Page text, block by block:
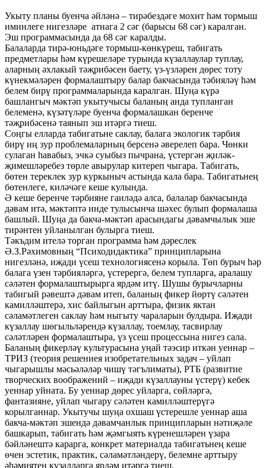
Укыту планы буенча әйләнә – тирәбездәге мохит һәм тормыш
иминлеге нигезләре атнага 2 сәг (барысы 68 сәг) каралган.
Эш программасында да 68 сәг каралды.
Балаларда тирә-юньдәге тормыш-көнкүреш, табигать
предметлары һәм күрешеләре турында күзаллаулар туплау,
аларның әхлакый тәҗрибәсен баету, үз-үзләрен дөрес тоту
күнекмәләрен формалаштыру балар бакчасында тәбияләү һәм
белем бирү программаларында каралган. Шуңа күрә
башлангыч мәктәп укытучысы баланың анда тупланган
белеменә, күзәтүләре буенча формалашкан беренче
тәҗрибәсенә таянып эш итәргә тиеш.
Соңгы елларда табигатьне саклау, балага экологик тәрбия
бирү иң зур проблемаларның берсенә әверелеп бара. Чөнки
сулаган һавабыз, эчкә суыбыз пычрана, үстергән җиләк-
җимешләребез төрле авырулар китереп чыгара. Табигать,
бөтен тереклек зур куркыныч астында кала бара. Табигатьнең
бөтенлеге, киләчәге кеше кулында.
Ә кеше беренче тәрбияне гаиләдә алса, балалар бакчасында
дәвам итә, мәктәптә инде тулысынча шәхес булып формалаша
башлый. Шуңа да бакча-мәктәп арасындагы дәвамчылык эше
тирәнтен уйланылган булырга тиеш.
Тәкъдим ителә торган программа һәм дәреслек
Ә.З.Рәхимовның “Психодидактика” принципларына
нигезләнә, иҗади үсеш технологиясенә корыла. Төп бурыч һәр
балага үзен тәрбияләргә, үстерергә, белем тупларга, аралашу
сәләтен формалаштырырга ярдәм итү. Шушы бурычларны
табигый рәвештә дәвам итеп, баланың фикер йөртү сәләтен
камилләштерә, хис байлыгын арттыра, физик яктан
сәламәтлеген саклау һәм ныгыту чараларын булдыра. Иҗади
күзаллау шөгыльләрендә күзаллау, тоемлау, тасвирлау
сәләтләрен формалаштыра, үз үсеш процессына нигез сала.
Баланың фикерләү культурасына уңай тәэсир иткән уеннар –
ТРИЗ (теория решениея изобретательных задач – уйлап
чыгарышлы мәсьәләләр чишү тәгълиматы), РТБ (развитие
творческих воображений – иҗади күзаллауны үстерү) кебек
уеннар уйната. Бу уеннар дөрес уйларга, сөйләргә,
фантазияне, уйлап чыгару сәләтен камилләштерүгә
корылганнар. Укытучы шуңа охшаш үстерешле уеннар аша
бакча-мәктәп эшендә дәвамчанлык принципларын нәтиҗәле
башкарып, табигать һәм җәмгыять күренешләрен үзара
бәйләнештә карарга, конкрет материалда табигатьнең кеше
өчен эстетик, практик, сәламәтләндерү, белемне арттыру
әһәмиятен күзалларга ярдәм итәргә тиеш.